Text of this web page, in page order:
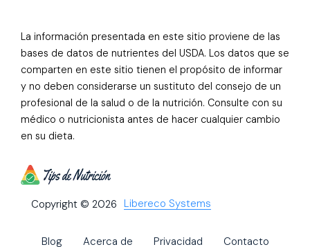
La información presentada en este sitio proviene de las
bases de datos de nutrientes del USDA. Los datos que se
comparten en este sitio tienen el propósito de informar
y no deben considerarse un sustituto del consejo de un
profesional de la salud o de la nutrición. Consulte con su
médico o nutricionista antes de hacer cualquier cambio
en su dieta.
Copyright © 2026 Libereco Systems
Blog Acerca de Privacidad Contacto